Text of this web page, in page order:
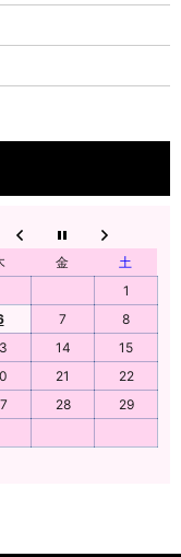
金
土
1
7
8
14
15
21
22
28
29